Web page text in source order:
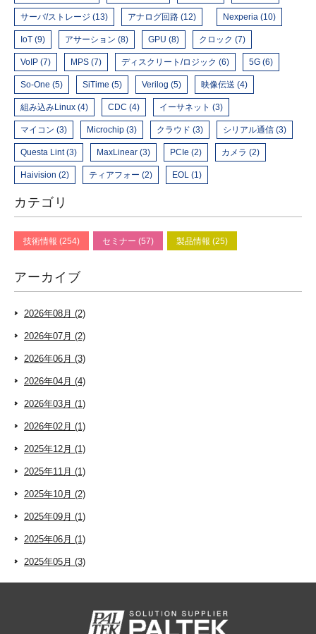
サーバ/ストレージ (13) アナログ回路 (12) Nexperia (10)
IoT (9) アサーション (8) GPU (8) クロック (7)
VoIP (7) MPS (7) ディスクリート/ロジック (6) 5G (6)
So-One (5) SiTime (5) Verilog (5) 映像伝送 (4)
組み込みLinux (4) CDC (4) イーサネット (3)
マイコン (3) Microchip (3) クラウド (3) シリアル通信 (3)
Questa Lint (3) MaxLinear (3) PCIe (2) カメラ (2)
Haivision (2) ティアフォー (2) EOL (1)
カテゴリ
技術情報 (254) セミナー (57) 製品情報 (25)
アーカイブ
2026年08月 (2)
2026年07月 (2)
2026年06月 (3)
2026年04月 (4)
2026年03月 (1)
2026年02月 (1)
2025年12月 (1)
2025年11月 (1)
2025年10月 (2)
2025年09月 (1)
2025年06月 (1)
2025年05月 (3)